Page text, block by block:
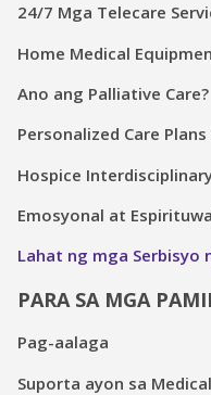
24/7 Mga Telecare
Home Medical
Ano ang Palliative Care?
Personalized Care
Hospice
Emosyonal at
Lahat ng mga Serbisyo
PARA SA MGA
Pag-aalaga
Suporta ayon sa